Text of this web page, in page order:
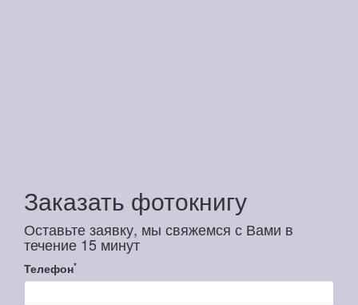
Заказать фотокнигу
Оставьте заявку, мы свяжемся с Вами в
течение 15 минут
Телефон*